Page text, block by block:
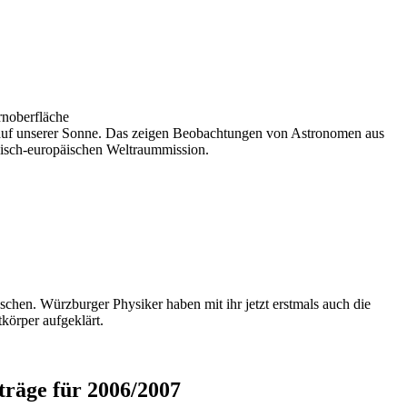
Sonne. Das zeigen Beobachtungen von Astronomen aus
europäischen Weltraummission.
Würzburger Physiker haben mit ihr jetzt erstmals auch die
aufgeklärt.
für 2006/2007